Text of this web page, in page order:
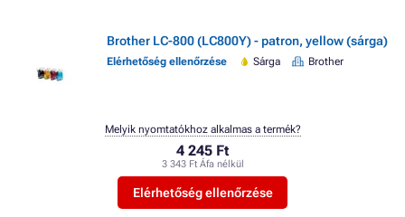
Brother LC-800 (LC800Y) - patron, yellow (sárga)
Elérhetőség ellenőrzése Sárga Brother
4 245 Ft
3 343 Ft Áfa nélkül
Elérhetőség ellenőrzése
Melyik nyomtatókhoz alkalmas a termék?